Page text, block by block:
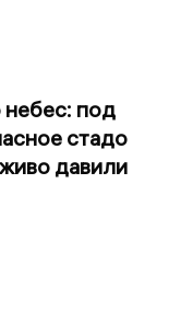
под
стадо
давили